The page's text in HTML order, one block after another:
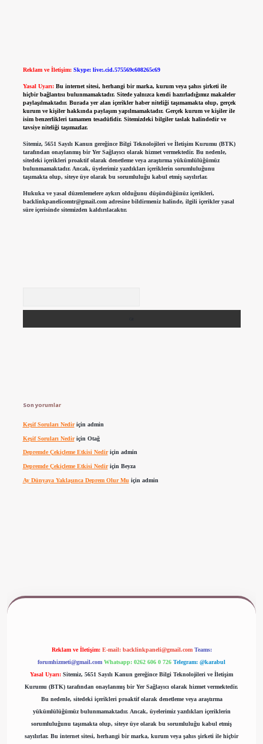
Reklam ve İletişim: Skype: live:.cid.575569c608265c69
Yasal Uyarı: Bu internet sitesi, herhangi bir marka, kurum veya şahıs şirketi ile
hiçbir bağlantısı bulunmamaktadır. Sitede yalnızca kendi hazırladığımız makaleler
paylaşılmaktadır. Burada yer alan içerikler haber niteliği taşımamakta olup, gerçek
kurum ve kişiler hakkında paylaşım yapılmamaktadır. Gerçek kurum ve kişiler ile
isim benzerlikleri tamamen tesadüfidir. Sitemizdeki bilgiler taslak halindedir ve
tavsiye niteliği taşımazlar.
Sitemiz, 5651 Sayılı Kanun gereğince Bilgi Teknolojileri ve İletişim Kurumu (BTK)
tarafından onaylanmış bir Yer Sağlayıcı olarak hizmet vermektedir. Bu nedenle,
sitedeki içerikleri proaktif olarak denetleme veya araştırma yükümlülüğümüz
bulunmamaktadır. Ancak, üyelerimiz yazdıkları içeriklerin sorumluluğunu
taşımakta olup, siteye üye olarak bu sorumluluğu kabul etmiş sayılırlar.
Hukuka ve yasal düzenlemelere aykırı olduğunu düşündüğünüz içerikleri,
backlinkpanelicomtr@gmail.comadresine bildirmeniz halinde, ilgili içerikler yasal
süre içerisinde sitemizden kaldırılacaktır.
Son yorumlar
Keşif Soruları Nediriçin admin
Keşif Soruları Nediriçin Otağ
Depremde Çekiçleme Etkisi Nediriçin admin
Depremde Çekiçleme Etkisi Nediriçin Beyza
Ay Dünyaya Yaklaşınca Deprem Olur Mu için admin
Reklam ve İletişim: E-mail: backlinkpaneli@gmail.com Teams:
forumhizmeti@gmail.com Whatsapp: 0262 606 0 726 Telegram: @karabul
Yasal Uyarı: Sitemiz, 5651 Sayılı Kanun gereğince Bilgi Teknolojileri ve İletişim
Kurumu (BTK) tarafından onaylanmış bir Yer Sağlayıcı olarak hizmet vermektedir.
Bu nedenle, sitedeki içerikleri proaktif olarak denetleme veya araştırma
yükümlülüğümüz bulunmamaktadır. Ancak, üyelerimiz yazdıkları içeriklerin
sorumluluğunu taşımakta olup, siteye üye olarak bu sorumluluğu kabul etmiş
sayılırlar. Bu internet sitesi, herhangi bir marka, kurum veya şahıs şirketi ile hiçbir